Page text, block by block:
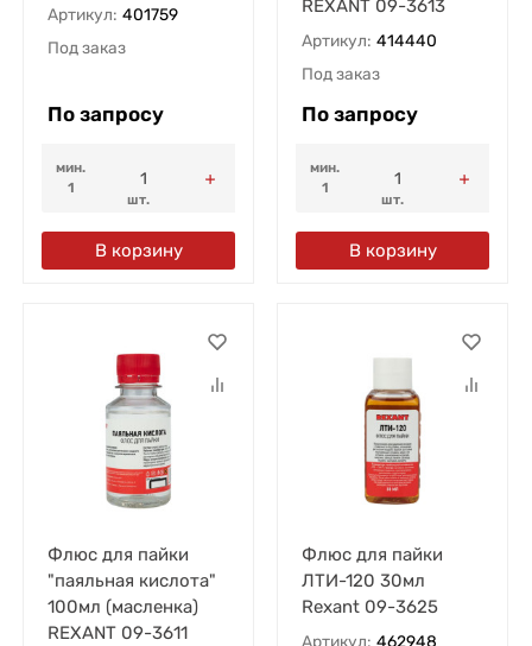
Артикул: 401759
Под заказ
По запросу
мин.
1
шт.
В корзину
REXANT 09-3613
Артикул: 414440
Под заказ
По запросу
мин.
1
шт.
В корзину
Флюс для пайки
"паяльная кислота"
100мл (масленка)
REXANT 09-3611
Флюс для пайки
ЛТИ-120 30мл
Rexant 09-3625
Артикул: 462948